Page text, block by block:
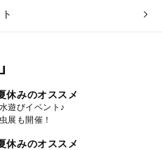
休みのオススメ
遊びイベント♪
展も開催！
休みのオススメ